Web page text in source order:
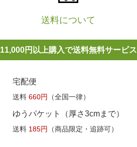
送料について
11,000円以上購入で送料無料サービス
宅配便
送料 660円 （全国一律）
ゆうパケット（厚さ3cmまで）
送料 185円 （商品限定・追跡可）